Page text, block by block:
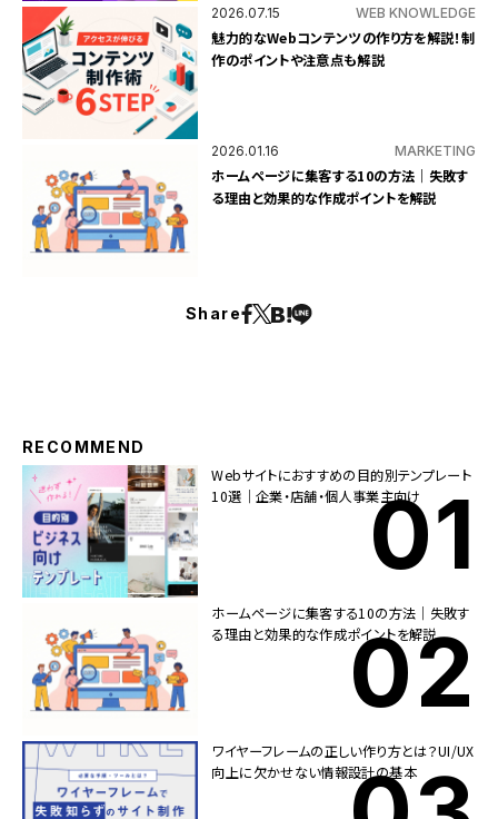
2026.07.15 WEB KNOWLEDGE
魅力的なWebコンテンツの作り方を解説！制
作のポイントや注意点も解説
2026.01.16 MARKETING
ホームページに集客する10の方法｜失敗す
る理由と効果的な作成ポイントを解説
Share
RECOMMEND
Webサイトにおすすめの目的別テンプレート
10選｜企業・店舗・個人事業主向け
ホームページに集客する10の方法｜失敗す
る理由と効果的な作成ポイントを解説
ワイヤーフレームの正しい作り方とは？UI/UX
向上に欠かせない情報設計の基本